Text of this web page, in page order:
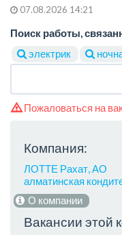
07.08.2026 14:21
Поиск работы,
электрик
Пожаловаться на
Компания:
ЛОТТЕ Рахат, АО
алматинская
О компании
Вакансии этой